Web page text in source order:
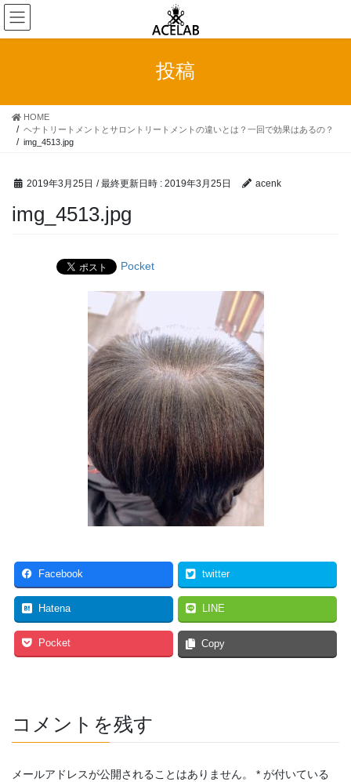
コ
ン
テ
ス
ナ
ビ
ゲ
ン
投稿
HOME
ヘナトリートメントとサロントリートメントの違いとは？一回で効果はあるの？
img_4513.jpg
2019年3月25日 / 最終更新日時 : 2019年3月25日 acenk
img_4513.jpg
Pocket
Facebook twitter
Hatena LINE
Pocket Copy
コメントを残す
メールアドレスが公開されることはありません。 * が付いている